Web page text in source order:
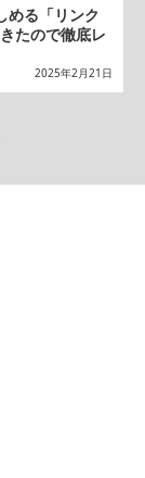
める「リンク
たので徹底レ
2025年2月21日